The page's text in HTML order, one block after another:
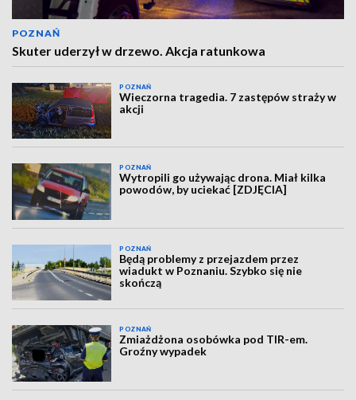
POZNAŃ
Skuter uderzył w drzewo. Akcja ratunkowa
POZNAŃ
Wieczorna tragedia. 7 zastępów straży w
akcji
POZNAŃ
Wytropili go używając drona. Miał kilka
powodów, by uciekać [ZDJĘCIA]
POZNAŃ
Będą problemy z przejazdem przez
wiadukt w Poznaniu. Szybko się nie
skończą
POZNAŃ
Zmiażdżona osobówka pod TIR-em.
Groźny wypadek